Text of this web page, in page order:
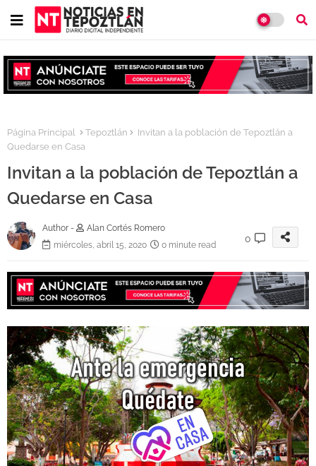
Página Principal Tepoztlán
Invitan a la población de Tepoztlán a
Quedarse en Casa
Invitan a la población de Tepoztlán a
Quedarse en Casa
Author -
Alan Cortés Romero
miércoles, abril 15, 2020
0 minute read
0